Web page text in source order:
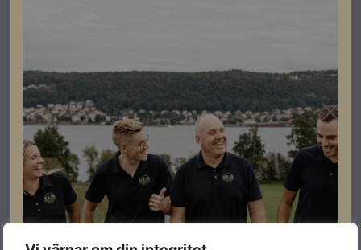
Specifikationer
Varumärke Atlas Copco
Kontinuerlig
2,3kVA